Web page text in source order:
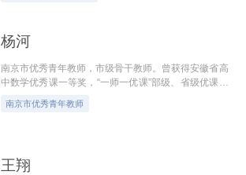
杨河
南京市优秀青年教师，市级骨干教师。曾获得安徽省高
中数学优秀课一等奖，“一师一优课”部级、省级优课，
发表论文数篇。 教育格言：学高为...
南京市优秀青年教师
王翔